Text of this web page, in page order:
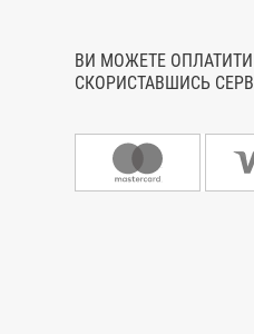
ВИ МОЖЕТЕ
СКОРИСТАВШИСЬ